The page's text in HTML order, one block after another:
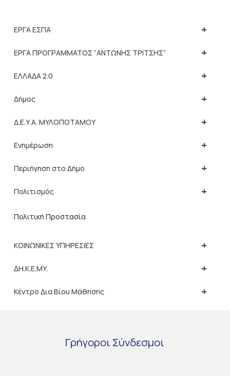
+
ΕΡΓΑ ΕΣΠΑ
+
ΕΡΓΑ ΠΡΟΓΡΑΜΜΑΤΟΣ “ΑΝΤΩΝΗΣ ΤΡΙΤΣΗΣ”
+
ΕΛΛΑΔΑ 2.0
+
Δήμος
+
Δ.Ε.Υ.Α. ΜΥΛΟΠΟΤΑΜΟΥ
+
Ενημέρωση
+
Περιήγηση στο Δήμο
+
Πολιτισμός
Πολιτική Προστασία
+
ΚΟΙΝΩΝΙΚΕΣ ΥΠΗΡΕΣΙΕΣ
+
ΔΗ.Κ.Ε.ΜΥ.
+
Κέντρο Δια Βίου Μάθησης
Γρήγοροι Σύνδεσμοι